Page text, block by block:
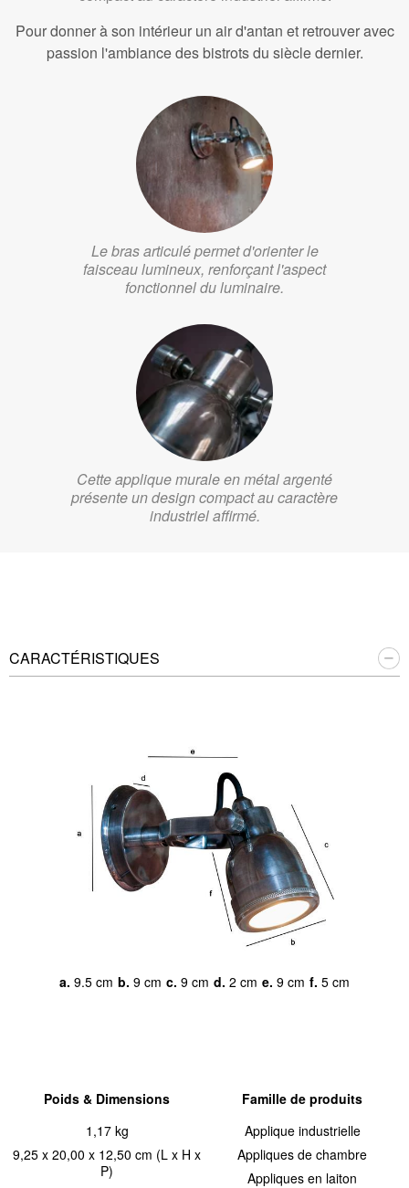
Pour donner à son intérieur un air d'antan et retrouver avec
passion l'ambiance des bistrots du siècle dernier.
Le bras articulé permet d'orienter le
faisceau lumineux, renforçant l'aspect
fonctionnel du luminaire.
Cette applique murale en métal argenté
présente un design compact au caractère
industriel affirmé.
CARACTÉRISTIQUES
a. 9.5 cm b. 9 cm c. 9 cm d. 2 cm e. 9 cm f. 5 cm
Poids & Dimensions
1,17 kg
9,25 x 20,00 x 12,50 cm (L x H x
P)
Famille de produits
Applique industrielle
Appliques de chambre
Appliques en laiton